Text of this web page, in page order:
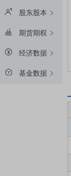
股东股本
期货期权
经济数据
基金数据